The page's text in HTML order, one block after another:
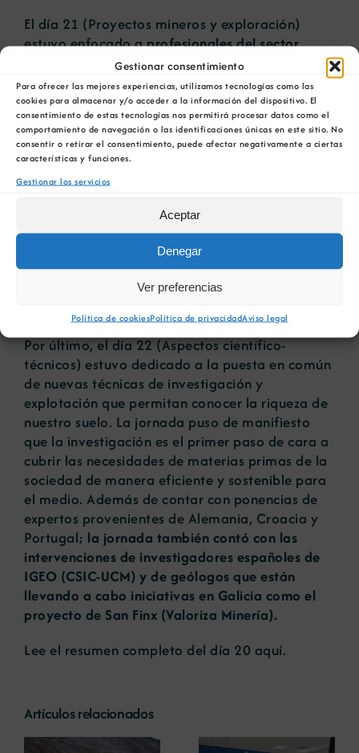
Gestionar consentimiento
Para ofrecer las mejores experiencias, utilizamos tecnologías como las
cookies para almacenar y/o acceder a la información del dispositivo. El
consentimiento de estas tecnologías nos permitirá procesar datos como el
comportamiento de navegación o las identificaciones únicas en este sitio. No
consentir o retirar el consentimiento, puede afectar negativamente a ciertas
características y funciones.
Gestionar los servicios
Aceptar
Denegar
Ver preferencias
Política de cookiesPolítica de privacidadAviso legal
El día 21 (Proyectos mineros y exploración)
estuvo enfocado aprofesionales del sector
minero, de la geología y de la investigación con
el objetivo de mostrar los resultados de los
últimos proyectos mineros y de investigación.
Los ponentes explicaron los proyectos que se
están desarrollando en sus países: Francia,
Alemania, Polonia y Suecia… Desde Galicia se
Santa Comba (Rafaella Resources) y La mina de
Penouta (Strategic Minerals) y desde otras
zonas de España los proyectos de la mina de
Barruecopardo en Saloro, el de estaño
estratoide en Oropesa y los depósitos de W-Sn-
Li-Nb-Ta en Castilla y León.
Por último, el día 22 (Aspectos científico-
técnicos) estuvo dedicado a la puesta en común
de nuevas técnicas de investigación y
explotación que permitan conocer la riqueza de
nuestro suelo. La jornada puso de manifiesto
que la investigación es el primer paso de cara a
cubrir las necesidades de materias primas de la
sociedad de manera eficiente y sostenible para
el medio. Además de contar con ponencias de
expertos provenientes de Alemania, Croacia y
Portugal; la jornada también contó con las
intervenciones de investigadores españoles de
IGEO (CSIC-UCM) y de geólogos que están
llevando a cabo iniciativas en Galicia como el
proyecto de San Finx (Valoriza Minería).
Lee el resumen completo del día 20 aquí.
Artículos relacionados